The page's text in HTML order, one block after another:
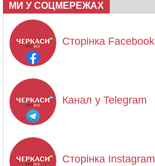
МИ У СОЦМЕРЕЖАХ
Сторінка Facebook
Канал у Telegram
Сторінка Instagram